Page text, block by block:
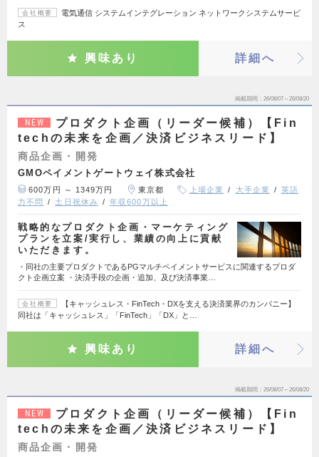
会社概要
電気通信 システムインテグレーション ネットワークシステムサービ
ス
興味あり 詳細へ
掲載期間 26/08/07～26/08/20
NEW
プロダクト企画（リーダー候補）【Fin
techの未来を企画／決済ビジネスリード】
商品企画・開発
GMOペイメントゲートウェイ株式会社
600万円 ～ 1349万円 東京都 上場企業 大手企業
英語
力不問
土日祝休み 年収600万以上
戦略的なプロダクト企画・マーケティング
プランを立案/実行し、業績の向上に貢献
いただきます。
・同社の主要プロダクトであるPGマルチペイメントサービスに関連するプロダ
クト企画立案 ・決済手段の企画・追加、及び決済事業…
会社概要
【キャッシュレス・FinTech・DXを支える決済業界のカンパニー】
同社は「キャッシュレス」「FinTech」「DX」と…
興味あり 詳細へ
掲載期間 26/08/07～26/08/20
NEW
プロダクト企画（リーダー候補）【Fin
techの未来を企画／決済ビジネスリード】
商品企画・開発